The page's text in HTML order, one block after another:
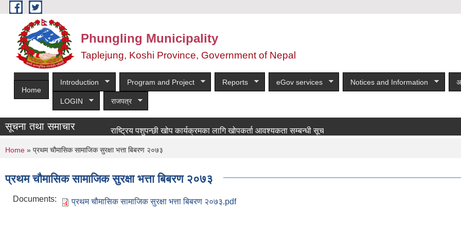
Skip to main content
Phungling Municipality
Taplejung, Koshi Province, Government of Nepal
Home
Introduction Program and Project Reports eGov services Notices and Information
LOGIN राजपत्र
सूचना तथा समाचार राष्ट्रिय पशुपन्छी खोप कार्यक्रमका लागि खोपकर्ता आवश्यकता सम्बन्धी सूचना!
You are here
Home » प्रथम चौमासिक सामाजिक सुरक्षा भत्ता बिबरण २०७३
प्रथम चौमासिक सामाजिक सुरक्षा भत्ता बिबरण २०७३
Documents: प्रथम चौमासिक सामाजिक सुरक्षा भत्ता बिबरण २०७३.pdf